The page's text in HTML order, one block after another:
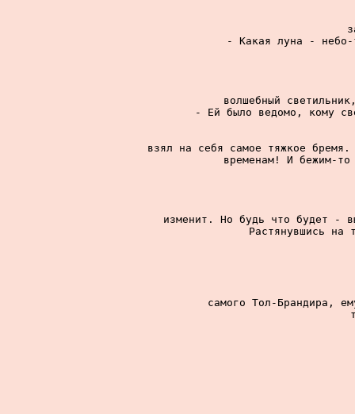
- Какая луна - небо-
волшебный
- Ей было ведомо, кому
взял на себя самое тяжкое
временам! И бежим-
изменит. Но будь что будет -
Растянувшись на
самого Тол-Брандира,